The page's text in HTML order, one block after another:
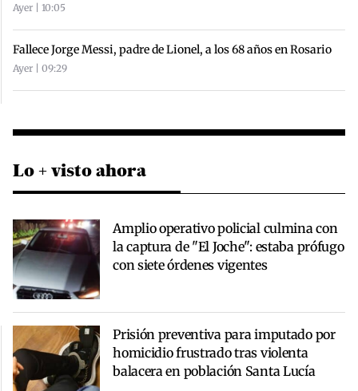
Ayer | 10:05
Fallece Jorge Messi, padre de Lionel, a los 68 años en Rosario
Ayer | 09:29
Lo + visto ahora
Amplio operativo policial culmina con
la captura de "El Joche": estaba prófugo
con siete órdenes vigentes
Prisión preventiva para imputado por
homicidio frustrado tras violenta
balacera en población Santa Lucía